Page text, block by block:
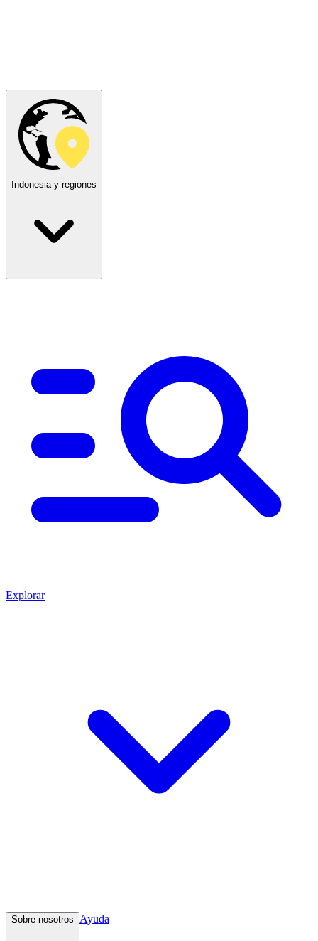
Indonesia y regiones
Explorar
Sobre nosotros Ayuda